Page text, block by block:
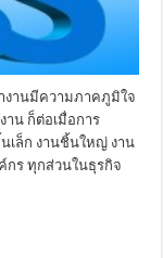
งานมีความภาคภูมิใจ
น ก็ต่อเมื่อการ
เล็ก งานชิ้นใหญ่ งาน
ร ทุกส่วนในธุรกิจ